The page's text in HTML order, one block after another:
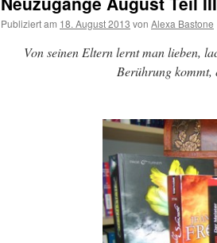
Publiziert am 18. August 2013 von Alexa Bastone
Von seinen Eltern lernt man lieben,
Berührung kommt,